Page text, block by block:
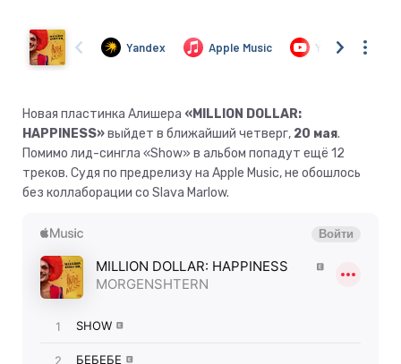
Новая пластинка Алишера «MILLION DOLLAR:
HAPPINESS»выйдет в ближайший четверг, 20 мая.
Помимо лид-сингла «Show» в альбом попадут ещё 12
треков. Судя по предрелизу на Apple Music, не обошлось
без коллаборации со Slava Marlow.